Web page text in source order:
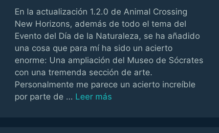
En la actualización 1.2.0 de Animal Crossing
New Horizons, además de todo el tema del
Evento del Día de la Naturaleza, se ha añadido
una cosa que para mí ha sido un acierto
enorme: Una ampliación del Museo de Sócrates
con una tremenda sección de arte.
Personalmente me parece un acierto increíble
por parte de … Leer más